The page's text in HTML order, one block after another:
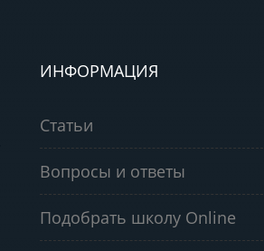
ИНФОРМАЦИЯ
Статьи
Вопросы и ответы
Подобрать школу Online